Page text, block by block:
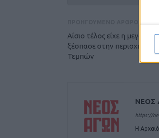
Αίσιο τέλος είχε η μεγάλη
ξέσπασε στην περιοχή
Τεμπών
ΝΕΟΣ
https://
Η